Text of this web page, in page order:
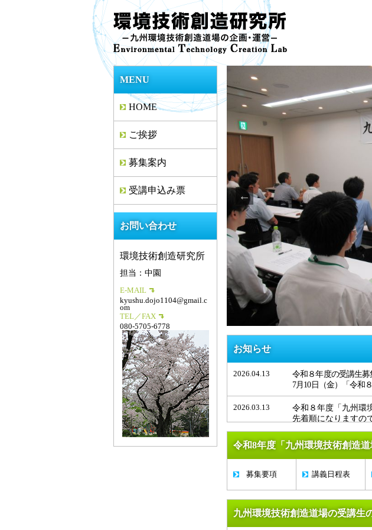
MENU
HOME
ご挨拶
募集案内
受講申込み票
お問い合わせ
環境技術創造研究所
担当：中園
E-MAIL
kyushu.dojo1104@gmail.c
om
TEL／FAX
080-5705-6778
お知らせ
2026.04.13
令和８年度の受講生募
7月10日（金）「令和
2026.03.13
令和８年度「九州環
先着順になりますの
2026.01.07 1月16日（金） 第4
11月14日（金） 第
9月12日（金） 第2
2025.06.05
令和７年度の受講生
7月11日（金）「令
令和8年度「九州環境技術創造
募集要項 講義日程表
九州環境技術創造道場の受講生